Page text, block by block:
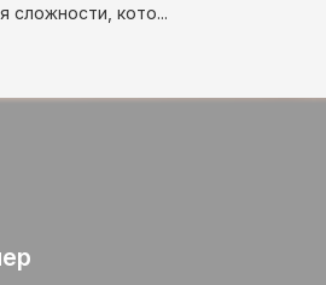
сложности, кото...